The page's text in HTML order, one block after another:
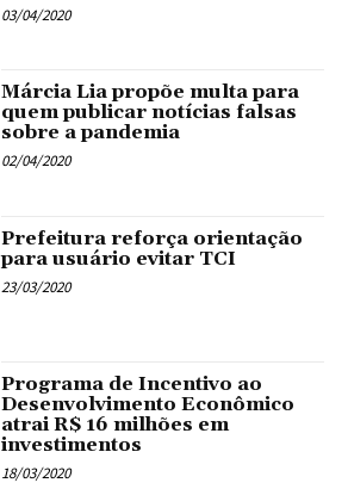
03/04/2020
Márcia Lia propõe multa para
quem publicar notícias falsas
sobre a pandemia
02/04/2020
Prefeitura reforça orientação
para usuário evitar TCI
23/03/2020
Programa de Incentivo ao
Desenvolvimento Econômico
atrai R$ 16 milhões em
investimentos
18/03/2020